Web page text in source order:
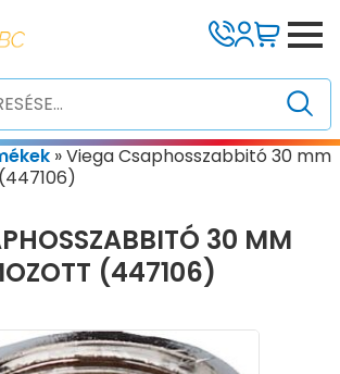
»Viega Csaphosszabbitó 30 mm
30 MM
(447106)